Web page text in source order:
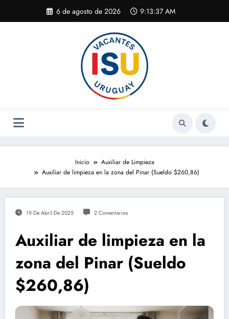
contenido
6 de agosto de 2026 9:13:38 AM
Inicio
Auxiliar de Limpieza
Auxiliar de limpieza en la zona del Pinar (Sueldo $260,86)
19 De Abril De 2025 2 Comentarios
Auxiliar de limpieza en la
zona del Pinar (Sueldo
$260,86)